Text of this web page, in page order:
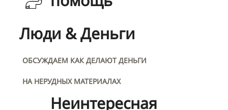
Люди & Деньги
ОБСУЖДАЕМ КАК ДЕЛАЮТ ДЕНЬГИ
НА НЕРУДНЫХ МАТЕРИАЛАХ
Неинтересная